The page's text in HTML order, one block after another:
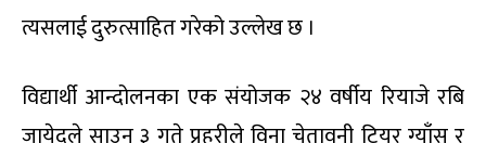
त्यसलाई दुरुत्साहित गरेको उल्लेख छ ।
विद्यार्थी आन्दोलनका एक संयोजक २४ वर्षीय रियाजे रबि